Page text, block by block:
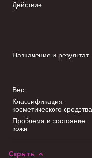
Действие
Назначение и результат
Вес
Классификация
косметического средства
Проблема и состояние
кожи
Скрыть